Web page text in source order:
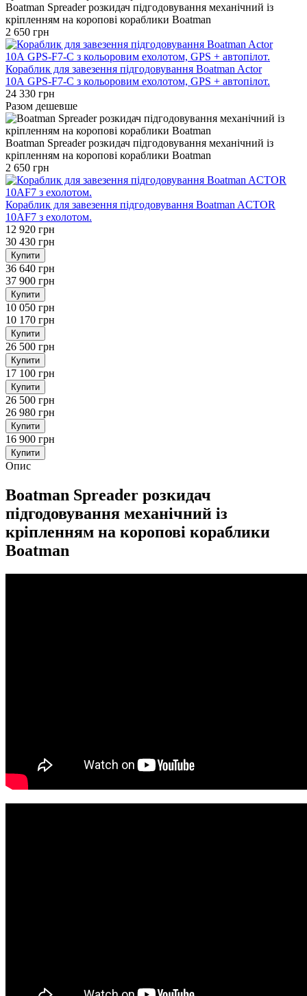
Boatman Spreader розкидач підгодовування механічний із
кріпленням на коропові кораблики Boatman
2 650 грн
Кораблик для завезення підгодовування Вoatman Actor
10A GPS-F7-С з кольоровим ехолотом, GPS + автопілот.
24 330 грн
Разом дешевше
Boatman Spreader розкидач підгодовування механічний із
кріпленням на коропові кораблики Boatman
2 650 грн
Кораблик для завезення підгодовування Boatman ACTOR
10AF7 з ехолотом.
12 920 грн
30 430 грн
Купити
36 640 грн
37 900 грн
Купити
10 050 грн
10 170 грн
Купити
26 500 грн
Купити
17 100 грн
Купити
26 500 грн
26 980 грн
Купити
16 900 грн
Купити
Опис
Boatman Spreader розкидач
підгодовування механічний із
кріпленням на коропові кораблики
Boatman